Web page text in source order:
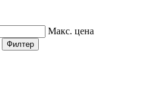
Макс. цена
Филтер